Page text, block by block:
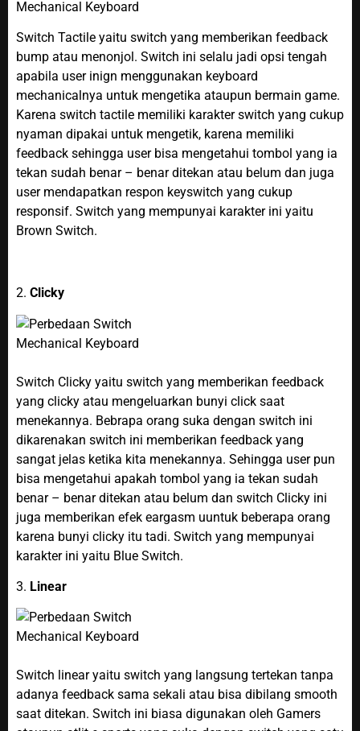
Switch Tactile yaitu switch yang memberikan feedback
bump atau menonjol. Switch ini selalu jadi opsi tengah
apabila user inign menggunakan keyboard
mechanicalnya untuk mengetika ataupun bermain game.
Karena switch tactile memiliki karakter switch yang cukup
nyaman dipakai untuk mengetik, karena memiliki
feedback sehingga user bisa mengetahui tombol yang ia
tekan sudah benar – benar ditekan atau belum dan juga
user mendapatkan respon keyswitch yang cukup
responsif. Switch yang mempunyai karakter ini yaitu
Brown Switch.
2. Clicky
Switch Clicky yaitu switch yang memberikan feedback
yang clicky atau mengeluarkan bunyi click saat
menekannya. Bebrapa orang suka dengan switch ini
dikarenakan switch ini memberikan feedback yang
sangat jelas ketika kita menekannya. Sehingga user pun
bisa mengetahui apakah tombol yang ia tekan sudah
benar – benar ditekan atau belum dan switch Clicky ini
juga memberikan efek eargasm uuntuk beberapa orang
karena bunyi clicky itu tadi. Switch yang mempunyai
karakter ini yaitu Blue Switch.
3. Linear
Switch linear yaitu switch yang langsung tertekan tanpa
adanya feedback sama sekali atau bisa dibilang smooth
saat ditekan. Switch ini biasa digunakan oleh Gamers